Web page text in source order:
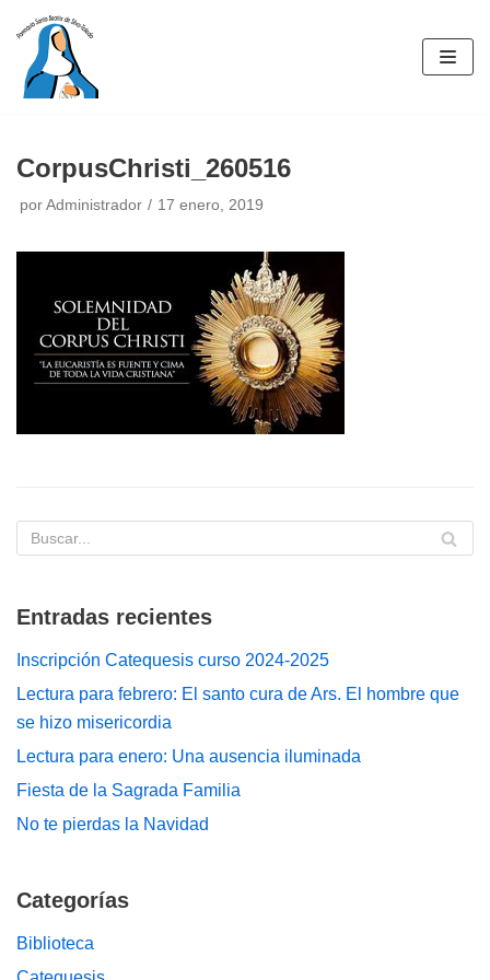
Saltar
contenido
CorpusChristi_260516
por Administrador 17 enero, 2019
Entradas recientes
Inscripción Catequesis curso 2024-2025
Lectura para febrero: El santo cura de Ars. El hombre que
se hizo misericordia
Lectura para enero: Una ausencia iluminada
Fiesta de la Sagrada Familia
No te pierdas la Navidad
Categorías
Biblioteca